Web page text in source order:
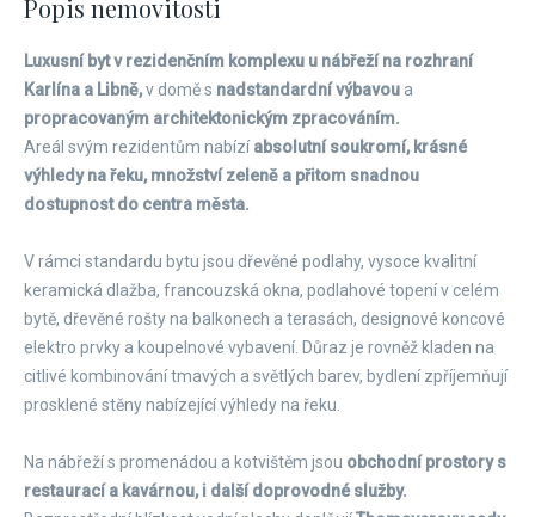
Popis nemovitosti
Luxusní byt v rezidenčním komplexu u nábřeží na rozhraní
Karlína a Libně,v domě s nadstandardní výbavou a
propracovaným architektonickým zpracováním.
Areál svým rezidentům nabízíabsolutní soukromí, krásné
výhledy na řeku, množství zeleně a přitom snadnou
dostupnost do centra města.
V rámci standardu bytu jsou dřevěné podlahy, vysoce kvalitní
keramická dlažba, francouzská okna, podlahové topení v celém
bytě, dřevěné rošty na balkonech a terasách, designové koncové
elektro prvky a koupelnové vybavení. Důraz je rovněž kladen na
citlivé kombinování tmavých a světlých barev, bydlení zpříjemňují
prosklené stěny nabízející výhledy na řeku.
Na nábřeží s promenádou a kotvištěm jsou obchodní prostory s
restaurací a kavárnou, i další doprovodné služby.